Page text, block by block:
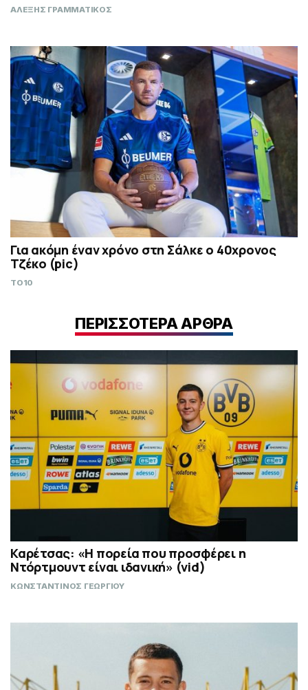
ΑΛΕΞΗΣ ΓΡΑΜΜΑΤΙΚΟΣ
Για ακόμη έναν χρόνο στη Σάλκε ο 40χρονος
Τζέκο (pic)
TO10
ΠΕΡΙΣΣΟΤΕΡΑ ΑΡΘΡΑ
Καρέτσας: «Η πορεία που προσφέρει η
Ντόρτμουντ είναι ιδανική» (vid)
ΚΩΝΣΤΑΝΤΙΝΟΣ ΓΕΩΡΓΙΟΥ